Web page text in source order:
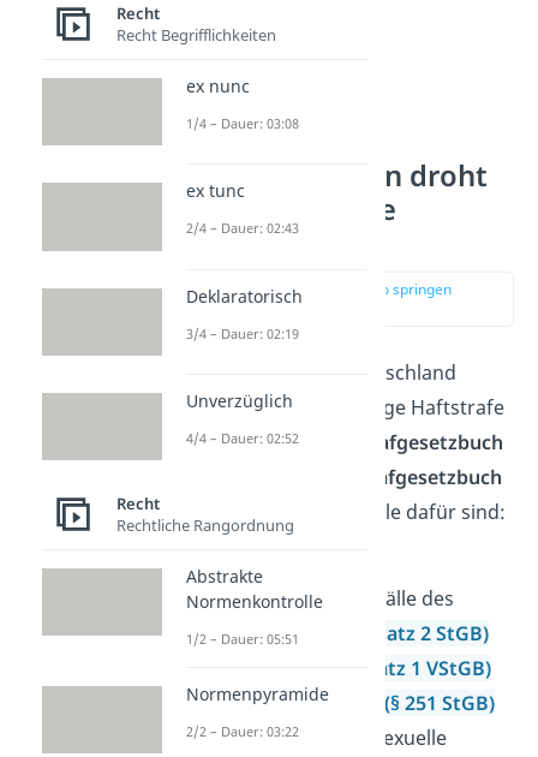
In welchen Fällen droht
eine lebenslange
Freiheitsstrafe?
zur Stelle im Video springen
(00:37)
In welchen Fällen in Deutschland
potenziell eine lebenslange Haftstrafe
verhängt wird, ist im
Strafgesetzbuch
Völkerstrafgesetzbuch
(VStGB) geregelt. Beispiele dafür sind:
Mord
besonders schwere Fälle des
Totschlags(§ 212 Absatz 2 StGB)
(§ 6 Absatz 1 VStGB)
Raub mit Todesfolge (§ 251 StGB)
sexueller Übergriff, sexuelle
Recht
Recht Begrifflichkeiten
ex nunc
1/4 – Dauer: 03:08
ex tunc
2/4 – Dauer: 02:43
Deklaratorisch
3/4 – Dauer: 02:19
Unverzüglich
4/4 – Dauer: 02:52
Recht
Rechtliche Rangordnung
Abstrakte
Normenkontrolle
1/2 – Dauer: 05:51
Normenpyramide
2/2 – Dauer: 03:22